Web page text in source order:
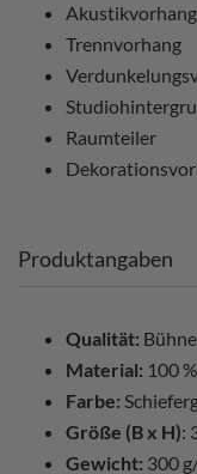
Akustikvorhang
Trennvorhang
Raumteiler
Produktangaben
Qualität:
Material: 100
Farbe:
Größe (B x H):
Gewicht: 300